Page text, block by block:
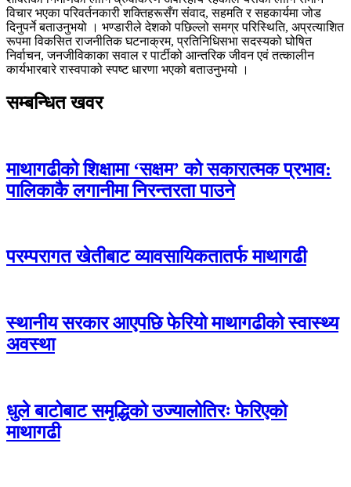
विचार भएका परिवर्तनकारी शक्तिहरूसँग संवाद, सहमति र सहकार्यमा जोड
दिनुपर्ने बताउनुभयो । भण्डारीले देशको पछिल्लो समग्र परिस्थिति, अप्रत्याशित
रूपमा विकसित राजनीतिक घटनाक्रम, प्रतिनिधिसभा सदस्यको घोषित
निर्वाचन, जनजीविकाका सवाल र पार्टीको आन्तरिक जीवन एवं तत्कालीन
कार्यभारबारे रास्वपाको स्पष्ट धारणा भएको बताउनुभयो ।
सम्बन्धित खवर
माथागढीको शिक्षामा ‘सक्षम’ को सकारात्मक प्रभाव:
पालिकाकै लगानीमा निरन्तरता पाउने
परम्परागत खेतीबाट व्यावसायिकतातर्फ माथागढी
स्थानीय सरकार आएपछि फेरियो माथागढीको स्वास्थ्य
अवस्था
धुले बाटोबाट समृद्धिको उज्यालोतिरः फेरिएको
माथागढी